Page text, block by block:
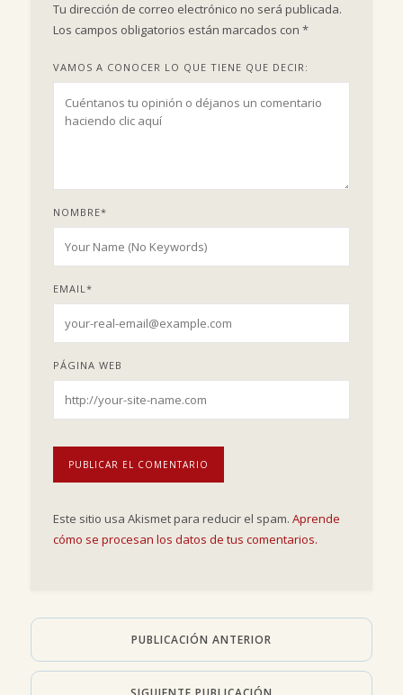
Tu dirección de correo electrónico no será publicada.
Los campos obligatorios están marcados con *
VAMOS A CONOCER LO QUE TIENE QUE DECIR:
NOMBRE*
EMAIL*
PÁGINA WEB
Este sitio usa Akismet para reducir el spam. Aprende
cómo se procesan los datos de tus comentarios.
PUBLICACIÓN ANTERIOR